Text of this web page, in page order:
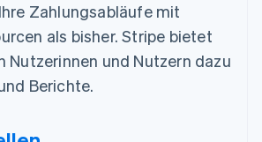
Zahlungsabläufe mit
als bisher. Stripe bietet
Nutzerinnen und Nutzern dazu
Berichte.